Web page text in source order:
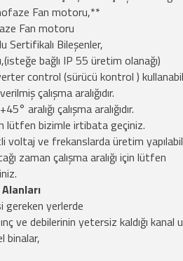
Fan motoru,**
Fan motoru
Sertifikalı Bileşenler,
bağlı IP 55 üretim olanağı)
control (sürücü kontrol )
çalışma aralığıdır.
aralığı çalışma aralığıdır.
lütfen bizimle irtibata geçiniz.
voltaj ve frekanslarda üretim
zaman çalışma aralığı için lütfen
gereken yerlerde
ve debilerinin yetersiz kaldığı kanal
binalar,